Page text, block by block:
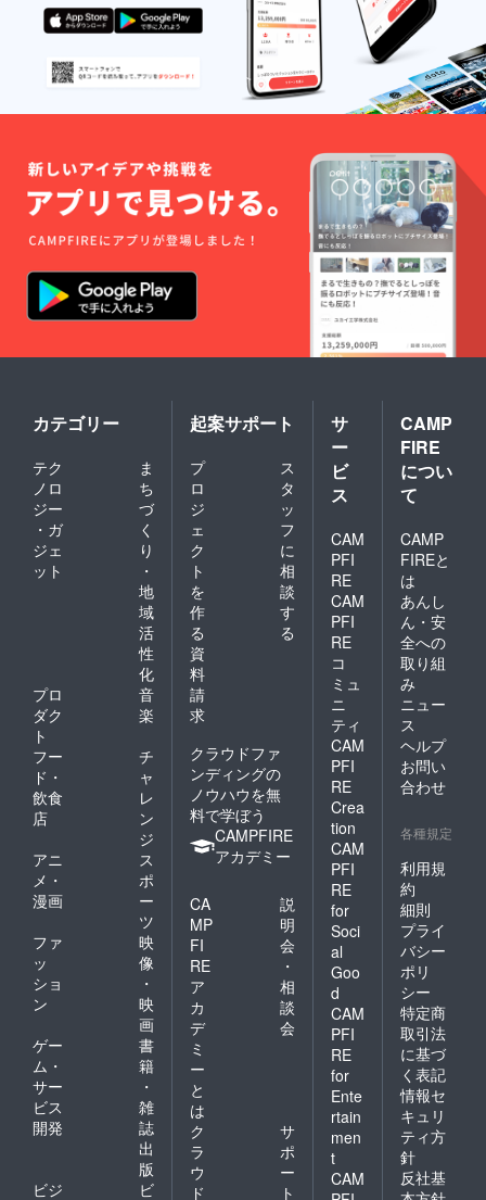
カテゴリー
テク
ノロ
ジー
・ガ
ジェ
ット
ま
ち
づ
く
り
・
地
域
活
性
化
プロ
ダク
ト
音
楽
フー
ド・
飲食
店
チ
ャ
レ
ン
ジ
アニ
メ・
漫画
ス
ポ
ー
ツ
ファ
ッ
ショ
ン
映
像
・
映
画
ゲー
ム・
サー
ビス
開発
書
籍
・
雑
誌
出
版
ビジ
ビ
起案サポート
プ
ロ
ジ
ェ
ク
ト
を
作
る
ス
タ
ッ
フ
に
相
談
す
る
資
料
請
求
クラウドファ
ンディングの
ノウハウを無
料で学ぼう
CAMPFIRE
アカデミー
CA
MP
FI
RE
ア
カ
デ
ミ
ー
と
は
説
明
会
・
相
談
会
ク
ラ
ウ
ド
サ
ポ
ー
ト
サ
ー
ビ
ス
CAM
PFI
RE
CAM
PFI
RE
コ
ミュ
ニ
ティ
CAM
PFI
RE
Crea
tion
CAM
PFI
RE
for
Soci
al
Goo
d
CAM
PFI
RE
for
Ente
rtain
men
t
CAM
CAMP
FIRE
につい
て
CAMP
FIREと
は
あんし
ん・安
全への
取り組
み
ニュー
ス
ヘルプ
お問い
合わせ
各種規定
利用規
約
細則
プライ
バシー
ポリ
シー
特定商
取引法
に基づ
く表記
情報セ
キュリ
ティ方
針
反社基